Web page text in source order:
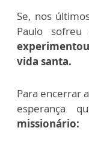
Se, nos
Paulo sofreu
vida santa.
Para encerrar
esperança
missionário: